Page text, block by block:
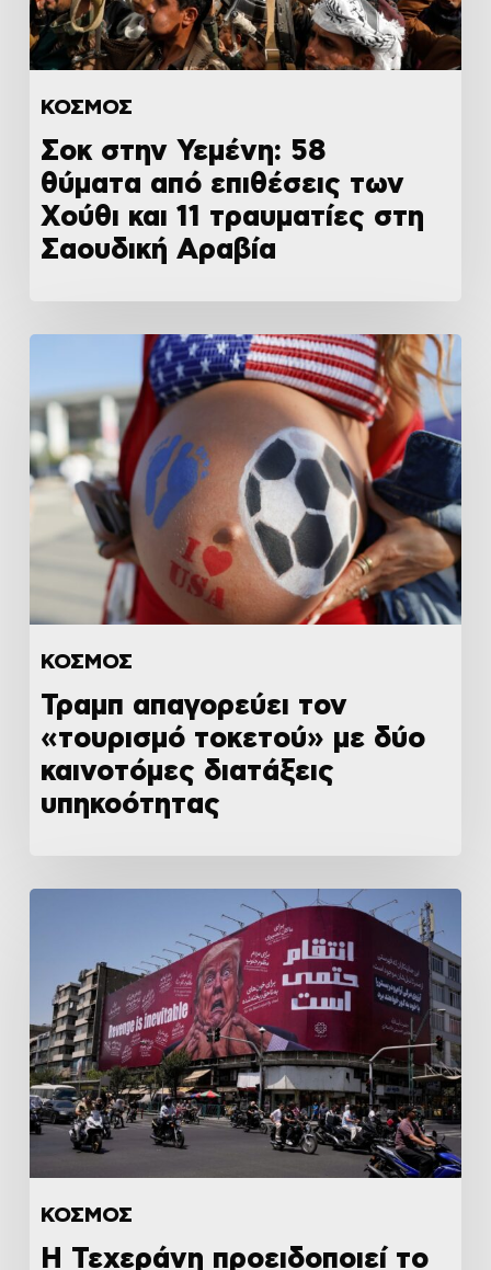
ΚΟΣΜΟΣ
Σοκ στην Υεμένη: 58
θύματα από επιθέσεις των
Χούθι και 11 τραυματίες στη
Σαουδική Αραβία
ΚΟΣΜΟΣ
Τραμπ απαγορεύει τον
«τουρισμό τοκετού» με δύο
καινοτόμες διατάξεις
υπηκοότητας
ΚΟΣΜΟΣ
Η Τεχεράνη προειδοποιεί το